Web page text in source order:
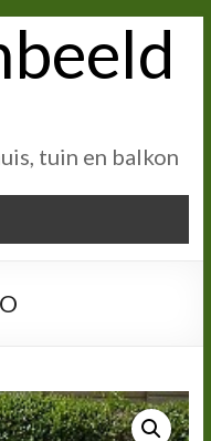
tuin en balkon